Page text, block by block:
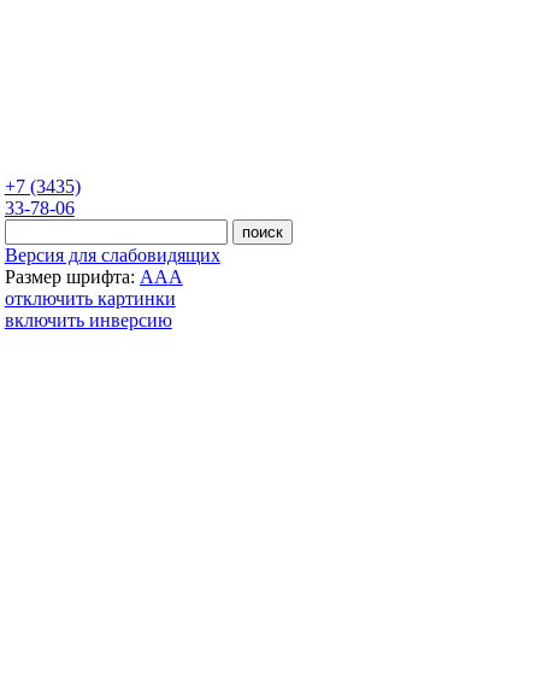
+7 (3435)
33-78-06
Версия для слабовидящих
Размер шрифта: AAA
отключить картинки
включить инверсию